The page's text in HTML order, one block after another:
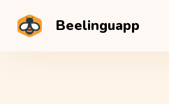
Beelinguapp